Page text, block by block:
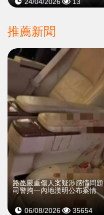
24/04/2026 13
推薦新聞
​路氹嚴重傷人案疑涉感情問題
司警拘一內地漢明公布案情
06/08/2026 35654